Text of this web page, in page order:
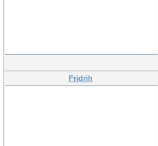
Fridrih